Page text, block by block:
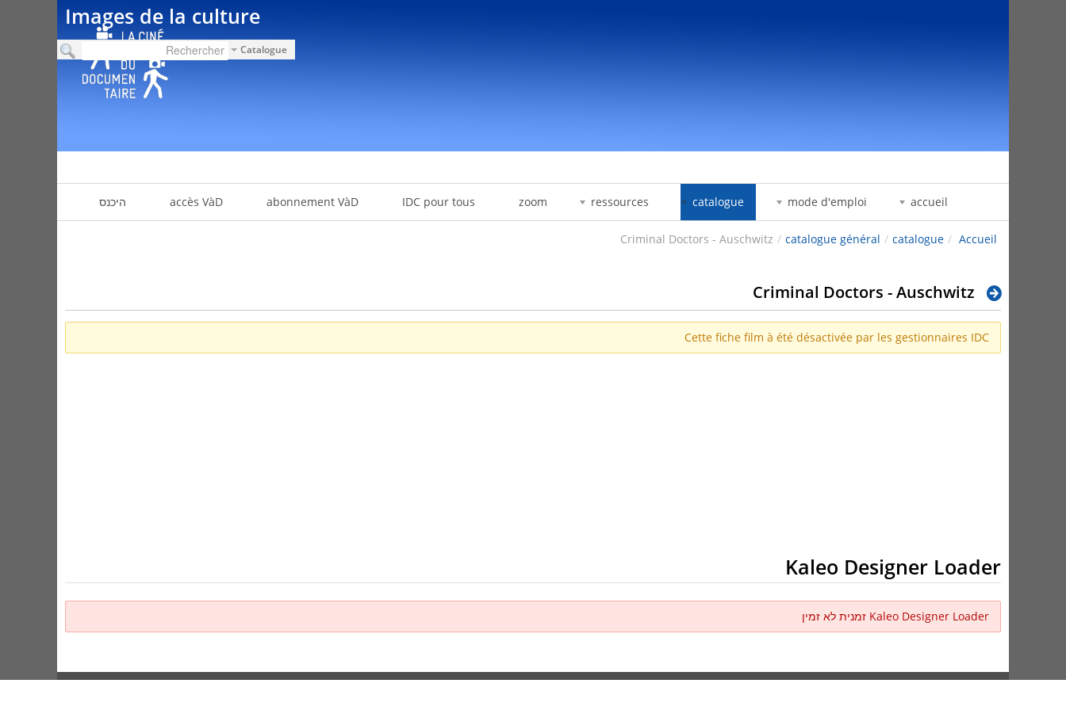
Images de la culture
Catalogue
accueil
mode d'emploi
catalogue
ressources
zoom
IDC pour tous
abonnement VàD
accès VàD היכנס
Accueil
/
catalogue
/
catalogue général
/
Criminal Doctors - Auschwitz
Criminal Doctors - Auschwitz
Cette fiche film à été désactivée par les gestionnaires IDC
Kaleo Designer Loader
Kaleo Designer Loader זמנית לא זמין